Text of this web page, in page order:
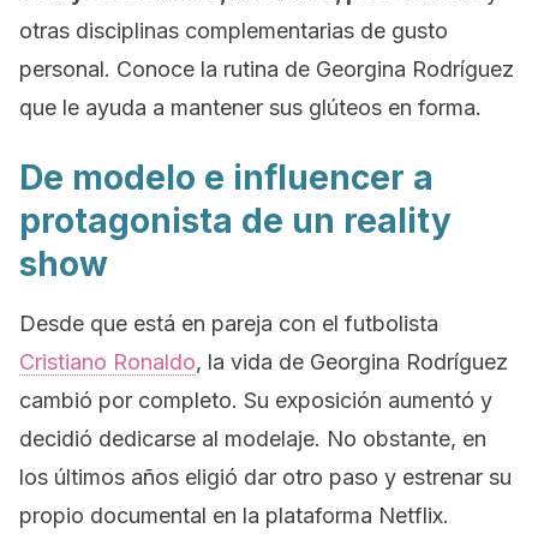
otras disciplinas complementarias de gusto
personal. Conoce la rutina de Georgina Rodríguez
que le ayuda a mantener sus glúteos en forma.
De modelo e influencer a
protagonista de un reality
show
Desde que está en pareja con el futbolista
Cristiano Ronaldo, la vida de Georgina Rodríguez
cambió por completo. Su exposición aumentó y
decidió dedicarse al modelaje. No obstante, en
los últimos años eligió dar otro paso y estrenar su
propio documental en la plataforma Netflix.